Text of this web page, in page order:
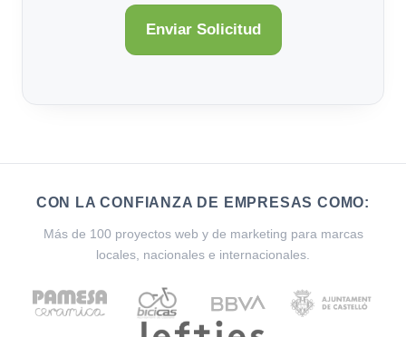
CON LA CONFIANZA DE EMPRESAS COMO:
Más de 100 proyectos web y de marketing para marcas
locales, nacionales e internacionales.